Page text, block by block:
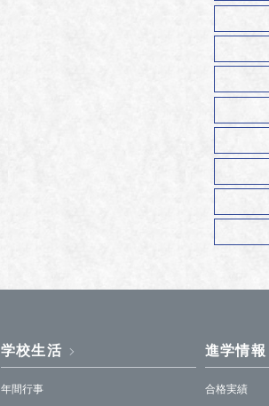
学校生活
年間行事
進学情報
合格実績